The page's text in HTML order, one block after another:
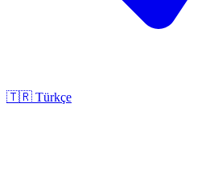
🇹🇷 Türkçe